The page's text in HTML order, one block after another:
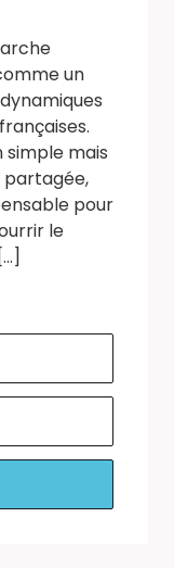
un
simple mais
partagée,
pour
le